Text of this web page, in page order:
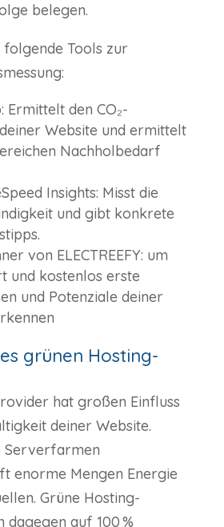
belegen.
Tools zur
Ermittelt den CO₂-
Website und ermittelt
Nachholbedarf
Insights: Misst die
und gibt konkrete
von ELECTREEFY: um
und kostenlos erste
und Potenziale deiner
grünen Hosting-
hat großen Einfluss
deiner Website.
Serverfarmen
enorme Mengen Energie
Grüne Hosting-
dagegen auf 100 %